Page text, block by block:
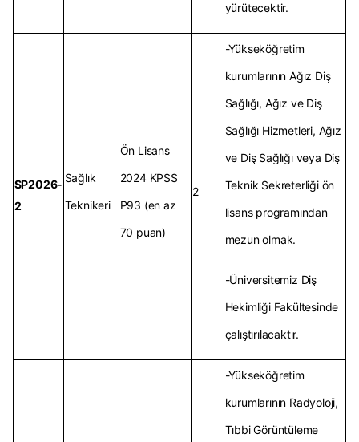
yürütecektir.
SP2026-
2
Sağlık
Teknikeri
Ön Lisans
2024 KPSS
P93 (en az
70 puan)
2
-Yükseköğretim
kurumlarının Ağız Diş
Sağlığı, Ağız ve Diş
Sağlığı Hizmetleri, Ağız
ve Diş Sağlığı veya Diş
Teknik Sekreterliği ön
lisans programından
mezun olmak.
-Üniversitemiz Diş
Hekimliği Fakültesinde
çalıştırılacaktır.
-Yükseköğretim
kurumlarının Radyoloji,
Tıbbi Görüntüleme